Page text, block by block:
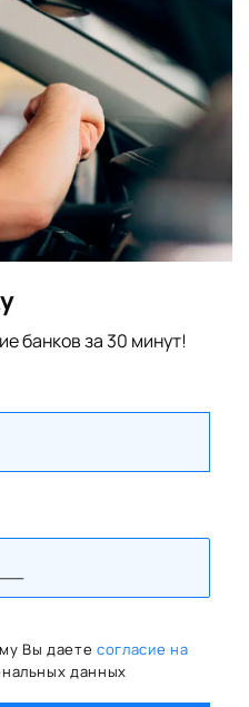
банков за 30 минут!
Вы даете согласие на
данных